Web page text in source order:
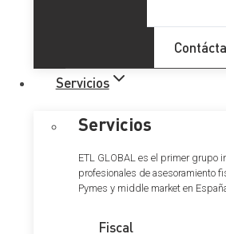
Servicios
Servicios
ETL GLOBAL es el primer grupo
profesionales de asesoramiento
Pymes y middle market en
Fiscal
ETL GLOBAL